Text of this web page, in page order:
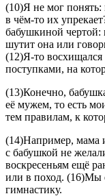
(10)Я не мог понять:
в чём-то их
бабушкиной чертой:
шутит она или
(12)Я-то
поступками, на
(13)Конечно,
её мужем, то есть
тем правилам, к
(14)Например, мама
с бабушкой не
воскресеньям ещё
или в поход. (16)Мы
гимнастику.